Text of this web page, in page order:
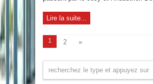
Lire la suite...
1 2 »